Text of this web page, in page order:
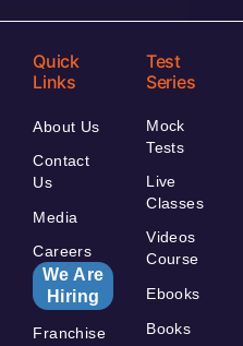
Quick
Links
About Us
Contact
Us
Media
Careers
We Are
Hiring
Franchise
Test
Series
Mock
Tests
Live
Classes
Videos
Course
Ebooks
Books